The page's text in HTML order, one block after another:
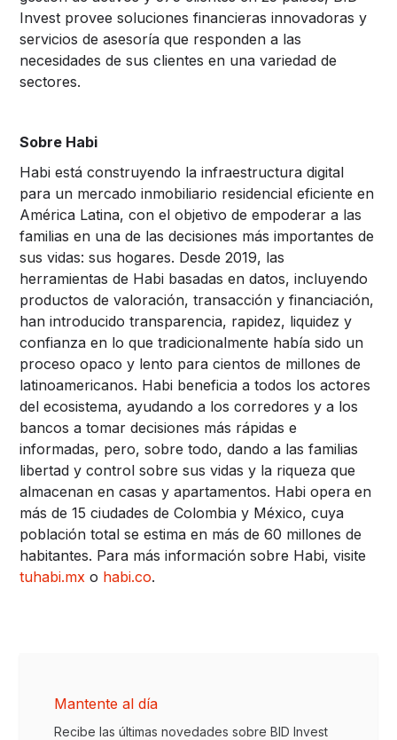
Invest provee soluciones financieras innovadoras y
servicios de asesoría que responden a las
necesidades de sus clientes en una variedad de
sectores.
Sobre Habi
Habi está construyendo la infraestructura digital
para un mercado inmobiliario residencial eficiente en
América Latina, con el objetivo de empoderar a las
familias en una de las decisiones más importantes de
sus vidas: sus hogares. Desde 2019, las
herramientas de Habi basadas en datos, incluyendo
productos de valoración, transacción y financiación,
han introducido transparencia, rapidez, liquidez y
confianza en lo que tradicionalmente había sido un
proceso opaco y lento para cientos de millones de
latinoamericanos. Habi beneficia a todos los actores
del ecosistema, ayudando a los corredores y a los
bancos a tomar decisiones más rápidas e
informadas, pero, sobre todo, dando a las familias
libertad y control sobre sus vidas y la riqueza que
almacenan en casas y apartamentos. Habi opera en
más de 15 ciudades de Colombia y México, cuya
población total se estima en más de 60 millones de
habitantes. Para más información sobre Habi, visite
tuhabi.mx o habi.co.
Mantente al día
Recibe las últimas novedades sobre BID Invest